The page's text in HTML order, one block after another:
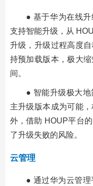
● 基于华为在线
支持智能升级，从
升级，升级过程高度
持预加载版本，极大
间。
● 智能升级极大
主升级版本成为可能
外，借助 HOUP平台
了升级失败的风险。
云管理
● 通过华为云管